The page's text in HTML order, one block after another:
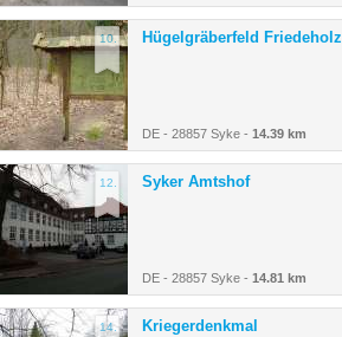
10. Hügelgräberfeld Friedeholz
DE - 28857 Syke - 14.39 km
12. Syker Amtshof
DE - 28857 Syke - 14.81 km
14. Kriegerdenkmal